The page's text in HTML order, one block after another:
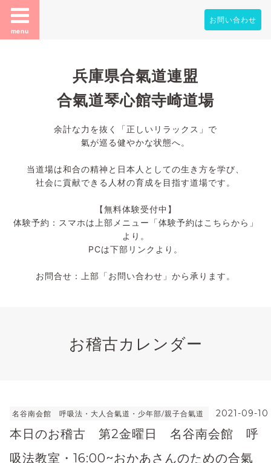
menu
お問い合わせ
兵庫県合氣道連盟
合氣道琴心館寺崎道場
余計な力を抜く「正しいリラックス」で
氣が巡る健やかな状態へ。
当道場は和合の精神と日本人としての生き方を学び、
社会に貢献できる人材の育成を目指す道場です。
【無料体験受付中】
体験予約：スマホは上部メニュー「体験予約はこちらから」
より。
PCは下部リンクより。
お問合せ：上部「お問い合わせ」から承ります。
お稽古カレンダー
名谷南会館 呼吸法・大人合氣道・少年部/親子合氣道 2021-09-10
本日のお稽古 第2金曜日 名谷南会館 呼
吸法教室・16:00~おかあさんのための合氣